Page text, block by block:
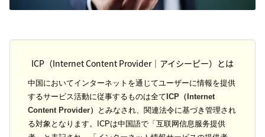
ICP（Internet Content Provider｜アイシーピー）とは
中国においてインターネットを通じてユーザーに情報を提供
するサービス活動に従事するものは全て ICP（Internet
Content Provider）
とみなされ、関連法令に基づき管理され
る対象となります。ICPは中国語で「互联网信息服务提供